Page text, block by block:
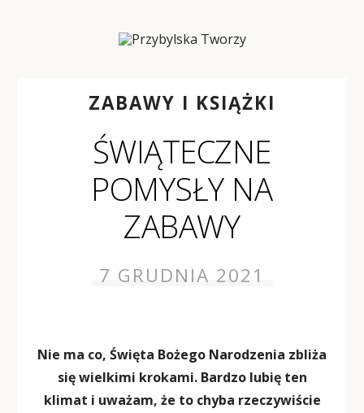
ZABAWY I KSIĄŻKI
ŚWIĄTECZNE
POMYSŁY NA
ZABAWY
7 GRUDNIA 2021
Nie ma co, Święta Bożego Narodzenia zbliża
się wielkimi krokami. Bardzo lubię ten
klimat i uważam, że to chyba rzeczywiście